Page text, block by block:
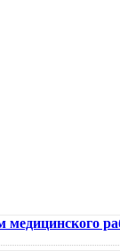
медицинского